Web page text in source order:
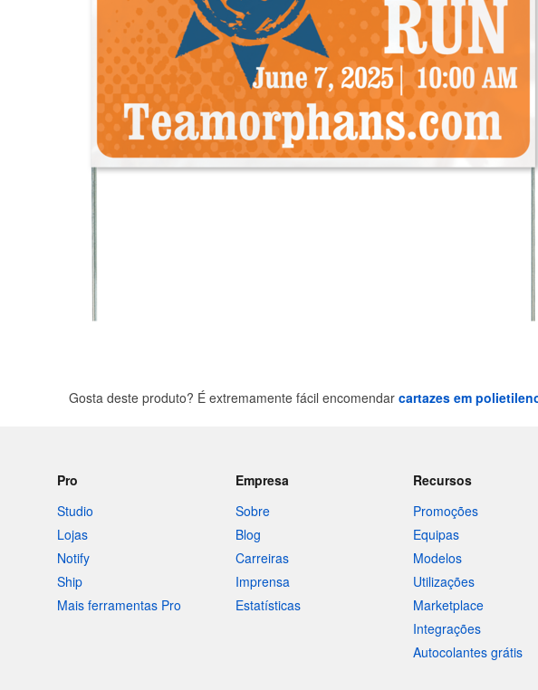
Gosta deste produto? É extremamente fácil encomendar cartazes em
Pro
Studio
Lojas
Notify
Ship
Mais ferramentas Pro
Empresa
Sobre
Blog
Carreiras
Imprensa
Estatísticas
Recursos
Promoções
Equipas
Modelos
Utilizações
Marketplace
Integrações
Autocolantes grátis